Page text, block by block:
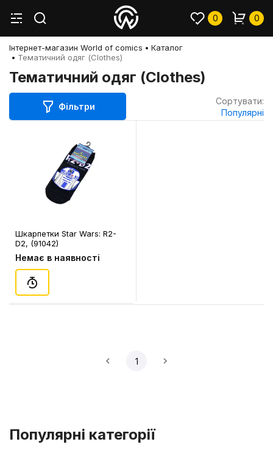
0 0
Інтернет-магазин World of comics
Каталог
Тематичний одяг (Clothes)
Тематичний одяг (Clothes)
Фільтри
Сортувати:
Популярні
Шкарпетки Star Wars: R2-
D2, (91042)
Немає в наявності
1
Популярні категорії